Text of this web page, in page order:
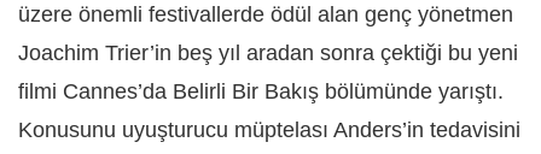
üzere önemli festivallerde ödül alan genç yönetmen
Joachim Trier’in beş yıl aradan sonra çektiği bu yeni
filmi Cannes’da Belirli Bir Bakış bölümünde yarıştı.
Konusunu uyuşturucu müptelası Anders’in tedavisini